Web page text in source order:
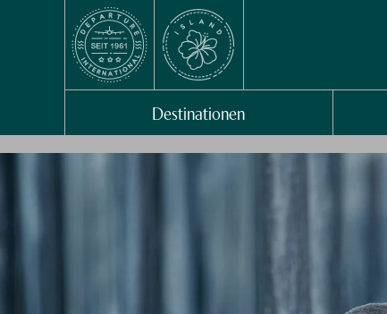
Destinationen